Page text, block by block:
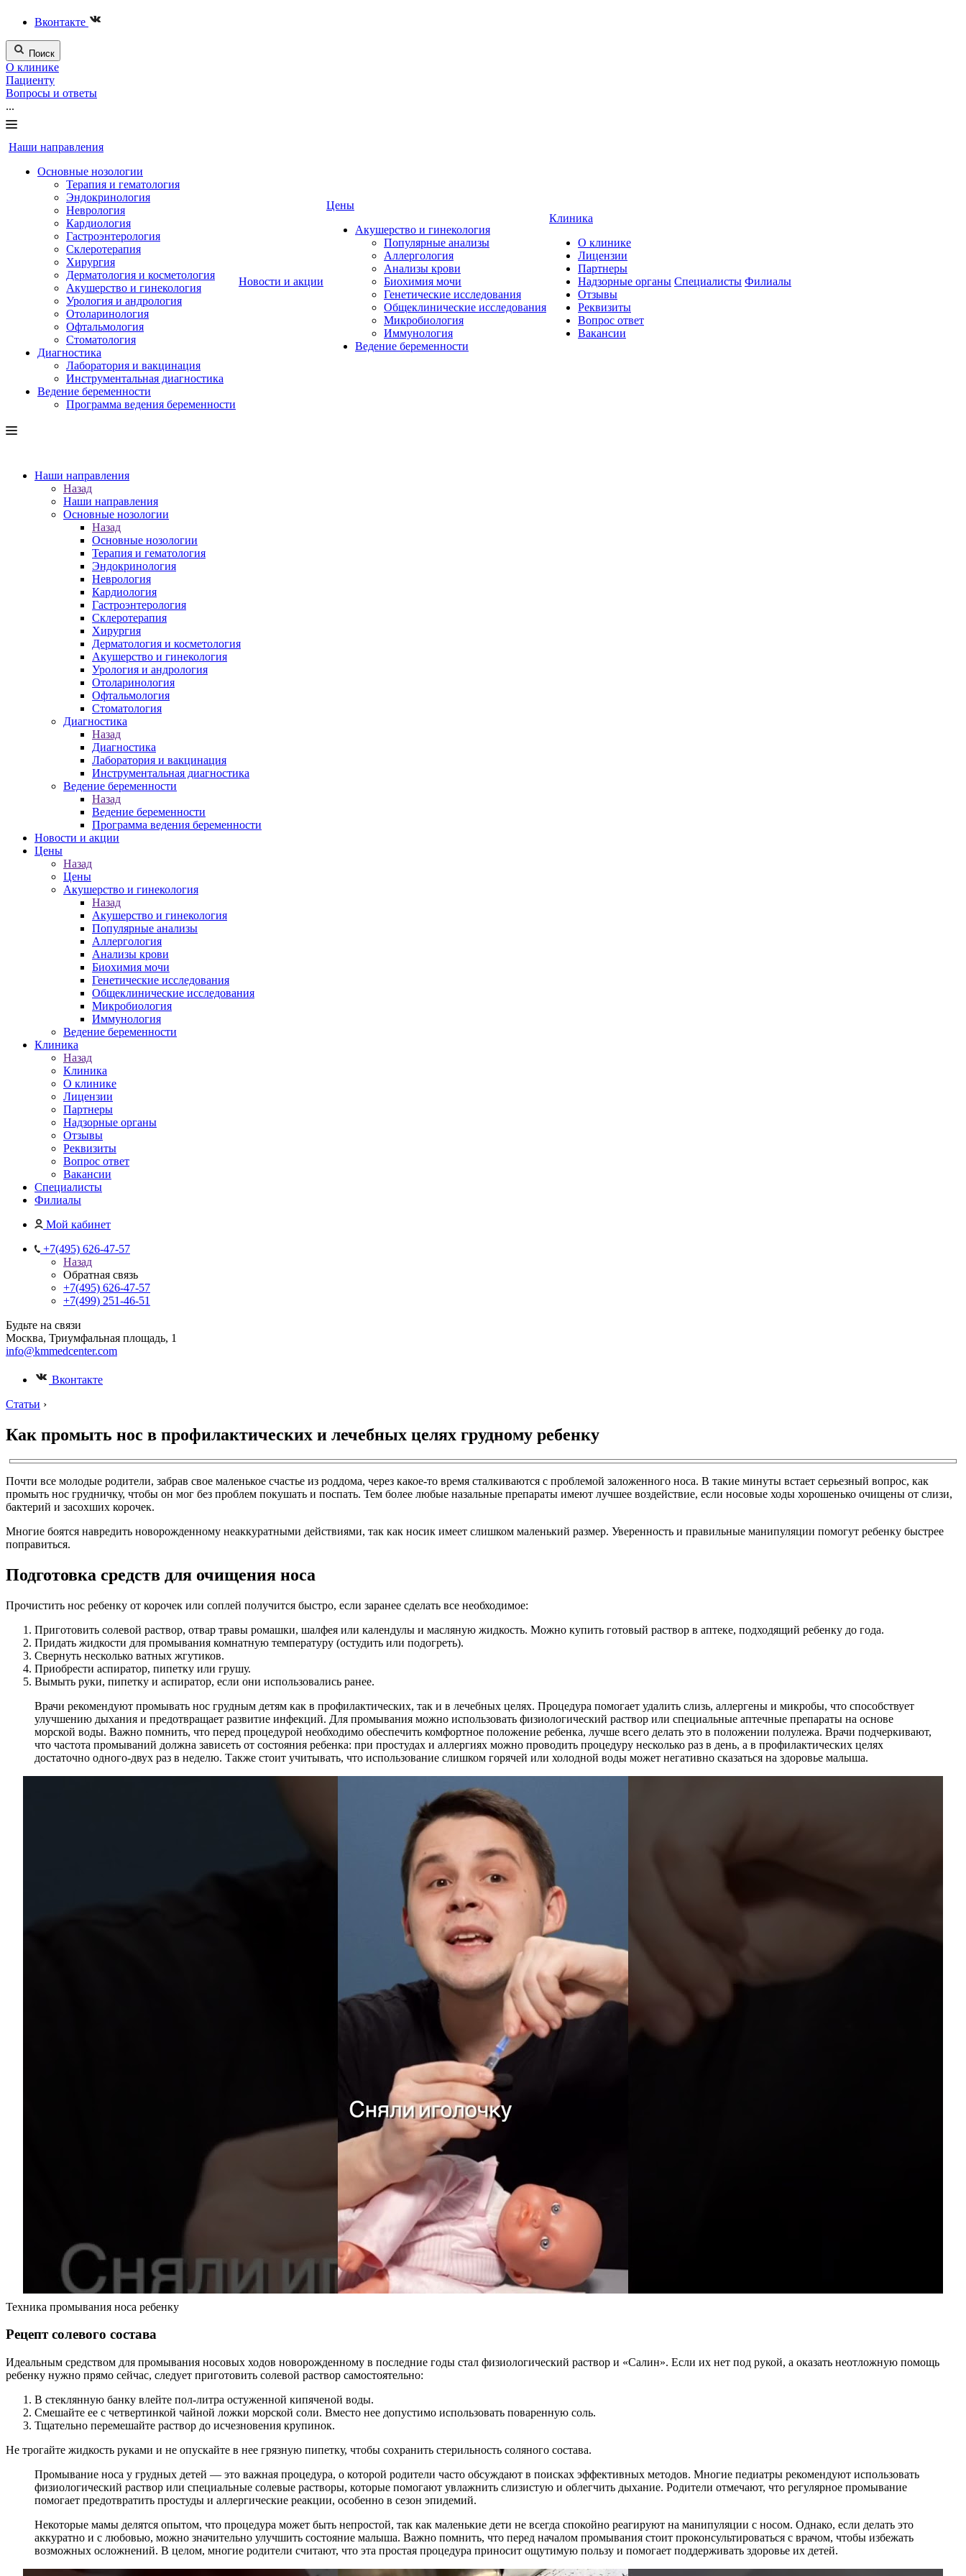
Вконтакте
Поиск
О клинике
Пациенту
Вопросы и ответы
...
Наши направления
Основные нозологии
Терапия и гематология
Эндокринология
Неврология
Кардиология
Гастроэнтерология
Склеротерапия
Хирургия
Дерматология и косметология
Акушерство и гинекология
Урология и андрология
Отоларинология
Офтальмология
Стоматология
Диагностика
Лаборатория и вакцинация
Инструментальная диагностика
Ведение беременности
Программа ведения беременности
Новости и акции
Цены
Акушерство и гинекология
Популярные анализы
Аллергология
Анализы крови
Биохимия мочи
Генетические исследования
Общеклинические исследования
Микробиология
Иммунология
Ведение беременности
Клиника
О клинике
Лицензии
Партнеры
Надзорные органы
Отзывы
Реквизиты
Вопрос ответ
Вакансии
Специалисты Филиалы
Наши направления
Назад
Наши направления
Основные нозологии
Назад
Основные нозологии
Терапия и гематология
Эндокринология
Неврология
Кардиология
Гастроэнтерология
Склеротерапия
Хирургия
Дерматология и косметология
Акушерство и гинекология
Урология и андрология
Отоларинология
Офтальмология
Стоматология
Диагностика
Назад
Диагностика
Лаборатория и вакцинация
Инструментальная диагностика
Ведение беременности
Назад
Ведение беременности
Программа ведения беременности
Новости и акции
Цены
Назад
Цены
Акушерство и гинекология
Назад
Акушерство и гинекология
Популярные анализы
Аллергология
Анализы крови
Биохимия мочи
Генетические исследования
Общеклинические исследования
Микробиология
Иммунология
Ведение беременности
Клиника
Назад
Клиника
О клинике
Лицензии
Партнеры
Надзорные органы
Отзывы
Реквизиты
Вопрос ответ
Вакансии
Специалисты
Филиалы
Мой кабинет
+7(495) 626-47-57
Назад
Обратная связь
+7(495) 626-47-57
+7(499) 251-46-51
Будьте на связи
Москва, Триумфальная площадь, 1
info@kmmedcenter.com
Вконтакте
Статьи ›
Как промыть нос в профилактических и лечебных целях грудному ребенку
Почти все молодые родители, забрав свое маленькое счастье из роддома, через какое-то время сталкиваются с проблемой заложенного носа. В такие минуты встает серьезный вопрос, как
промыть нос грудничку, чтобы он мог без проблем покушать и поспать. Тем более любые назальные препараты имеют лучшее воздействие, если носовые ходы хорошенько очищены от слизи,
бактерий и засохших корочек.
Многие боятся навредить новорожденному неаккуратными действиями, так как носик имеет слишком маленький размер. Уверенность и правильные манипуляции помогут ребенку быстрее
поправиться.
Подготовка средств для очищения носа
Прочистить нос ребенку от корочек или соплей получится быстро, если заранее сделать все необходимое:
Приготовить солевой раствор, отвар травы ромашки, шалфея или календулы и масляную жидкость. Можно купить готовый раствор в аптеке, подходящий ребенку до года.
Придать жидкости для промывания комнатную температуру (остудить или подогреть).
Свернуть несколько ватных жгутиков.
Приобрести аспиратор, пипетку или грушу.
Вымыть руки, пипетку и аспиратор, если они использовались ранее.
Врачи рекомендуют промывать нос грудным детям как в профилактических, так и в лечебных целях. Процедура помогает удалить слизь, аллергены и микробы, что способствует
улучшению дыхания и предотвращает развитие инфекций. Для промывания можно использовать физиологический раствор или специальные аптечные препараты на основе
морской воды. Важно помнить, что перед процедурой необходимо обеспечить комфортное положение ребенка, лучше всего делать это в положении полулежа. Врачи подчеркивают,
что частота промываний должна зависеть от состояния ребенка: при простудах и аллергиях можно проводить процедуру несколько раз в день, а в профилактических целях
достаточно одного-двух раз в неделю. Также стоит учитывать, что использование слишком горячей или холодной воды может негативно сказаться на здоровье малыша.
Техника промывания носа ребенку
Рецепт солевого состава
Идеальным средством для промывания носовых ходов новорожденному в последние годы стал физиологический раствор и «Салин». Если их нет под рукой, а оказать неотложную помощь
ребенку нужно прямо сейчас, следует приготовить солевой раствор самостоятельно:
В стеклянную банку влейте пол-литра остуженной кипяченой воды.
Смешайте ее с четвертинкой чайной ложки морской соли. Вместо нее допустимо использовать поваренную соль.
Тщательно перемешайте раствор до исчезновения крупинок.
Не трогайте жидкость руками и не опускайте в нее грязную пипетку, чтобы сохранить стерильность соляного состава.
Промывание носа у грудных детей — это важная процедура, о которой родители часто обсуждают в поисках эффективных методов. Многие педиатры рекомендуют использовать
физиологический раствор или специальные солевые растворы, которые помогают увлажнить слизистую и облегчить дыхание. Родители отмечают, что регулярное промывание
помогает предотвратить простуды и аллергические реакции, особенно в сезон эпидемий.
Некоторые мамы делятся опытом, что процедура может быть непростой, так как маленькие дети не всегда спокойно реагируют на манипуляции с носом. Однако, если делать это
аккуратно и с любовью, можно значительно улучшить состояние малыша. Важно помнить, что перед началом промывания стоит проконсультироваться с врачом, чтобы избежать
возможных осложнений. В целом, многие родители считают, что эта простая процедура приносит ощутимую пользу и помогает поддерживать здоровье их детей.